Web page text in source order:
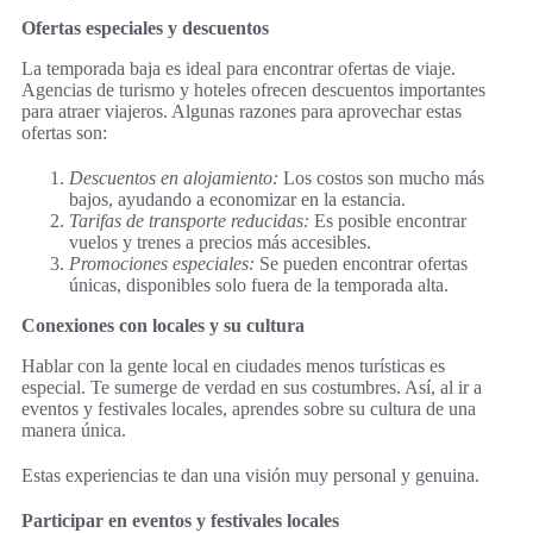
Ofertas especiales y descuentos
La temporada baja es ideal para encontrar ofertas de viaje.
Agencias de turismo y hoteles ofrecen descuentos importantes
para atraer viajeros. Algunas razones para aprovechar estas
ofertas son:
Descuentos en alojamiento: Los costos son mucho más
bajos, ayudando a economizar en la estancia.
Tarifas de transporte reducidas: Es posible encontrar
vuelos y trenes a precios más accesibles.
Promociones especiales: Se pueden encontrar ofertas
únicas, disponibles solo fuera de la temporada alta.
Conexiones con locales y su cultura
Hablar con la gente local en ciudades menos turísticas es
especial. Te sumerge de verdad en sus costumbres. Así, al ir a
eventos y festivales locales, aprendes sobre su cultura de una
manera única.
Estas experiencias te dan una visión muy personal y genuina.
Participar en eventos y festivales locales